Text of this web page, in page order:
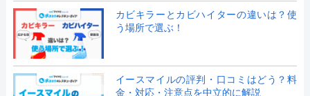
カビキラーとカビハイターの違いは？使
う場所で選ぶ！
イースマイルの評判・口コミはどう？料
金・対応・注意点を中立的に解説